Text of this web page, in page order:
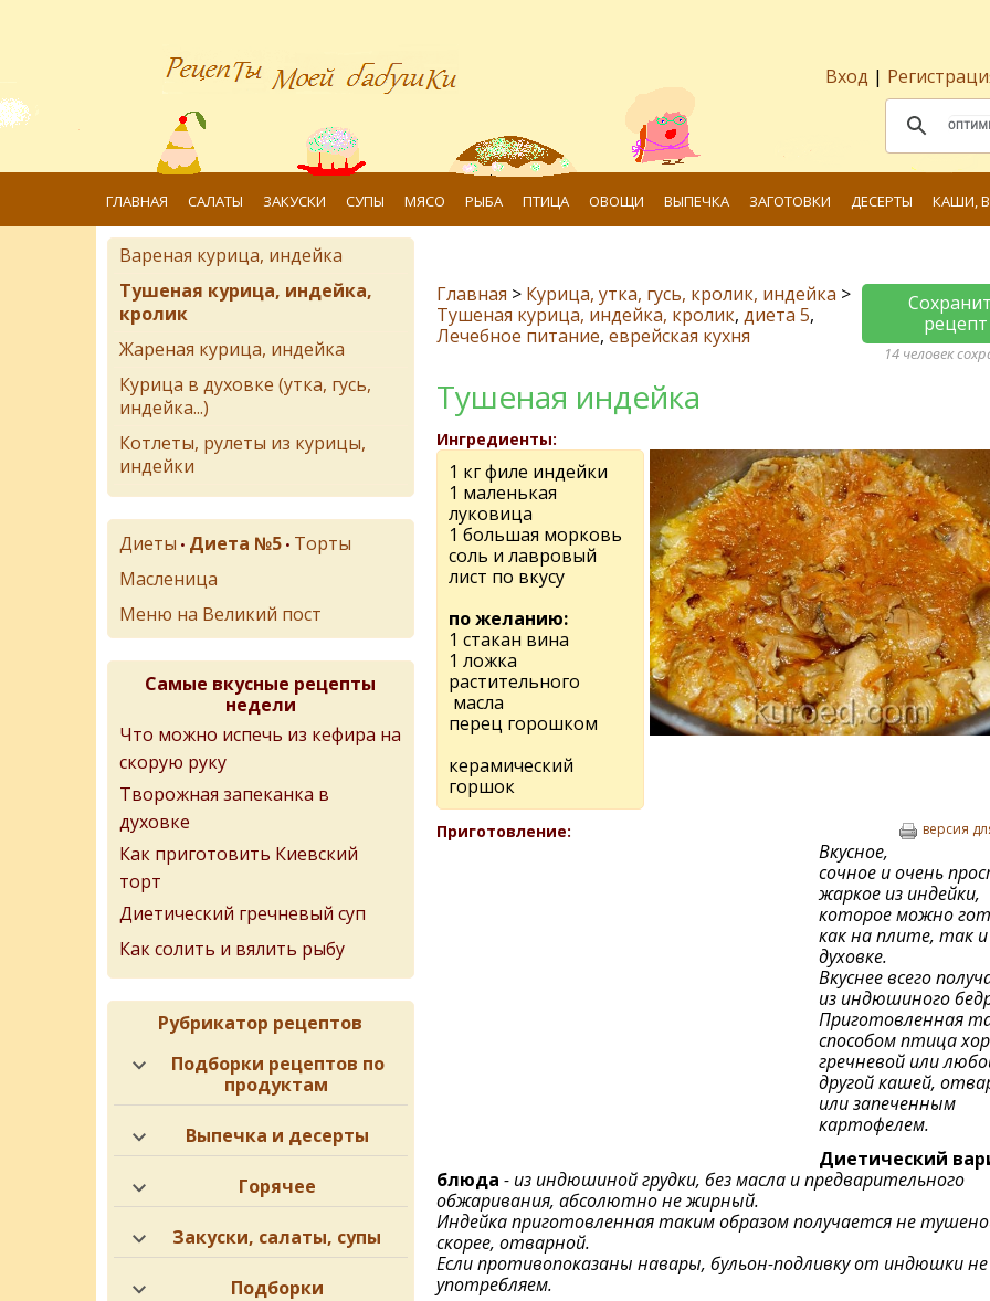
Вход |
ГЛАВНАЯ САЛАТЫ ЗАКУСКИ СУПЫ МЯСО РЫБА ПТИЦА ОВОЩИ ВЫПЕЧКА ЗАГОТОВКИ ДЕСЕРТЫ КАШИ,
Главная > Курица, утка, гусь, кролик, индейка >
Тушеная курица, индейка, кролик, диета 5,
Лечебное питание, еврейская кухня
рецепт
14 человек
Тушеная индейка
Ингредиенты:
1 кг филе индейки
1 маленькая
луковица
1 большая морковь
соль и лавровый
лист по вкусу
по желанию:
1 стакан вина
1 ложка
растительного
масла
перец горошком
керамический
горшок
Приготовление: версия
Вкусное,
сочное и очень
жаркое из индейки,
которое можно
как на плите, так
духовке.
Вкуснее всего
из индюшиного
Приготовленная
способом птица
гречневой или
другой кашей,
или запеченным
картофелем.
Диетический
блюда - из индюшиной грудки, без масла и предварительного
обжаривания, абсолютно не жирный.
Индейка приготовленная таким образом получается не
скорее, отварной.
Если противопоказаны навары, бульон-подливку от индюшки не
употребляем.
Вареная курица, индейка
Тушеная курица, индейка,
кролик
Жареная курица, индейка
Курица в духовке (утка, гусь,
индейка...)
Котлеты, рулеты из курицы,
индейки
Диеты • Диета №5 • Торты
Масленица
Меню на Великий пост
Самые вкусные рецепты
недели
Что можно испечь из кефира на
скорую руку
Творожная запеканка в
духовке
Как приготовить Киевский
торт
Диетический гречневый суп
Как солить и вялить рыбу
Рубрикатор рецептов
Подборки рецептов по
продуктам
Выпечка и десерты
Горячее
Закуски, салаты, супы
Подборки